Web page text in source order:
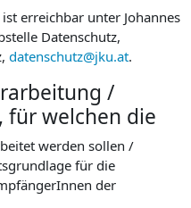
erreichbar unter Johannes
Datenschutz,
datenschutz@jku.at.
/
für welchen die
werden sollen /
für die
der